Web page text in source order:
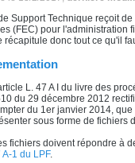
Support Technique reçoit
(FEC) pour l'administration
récapitule donc tout ce qu'il
L. 47 A I du livre des
du 29 décembre 2012
du 1er janvier 2014,
sous forme de fichiers
fichiers doivent répondre à
A-1 du LPF.